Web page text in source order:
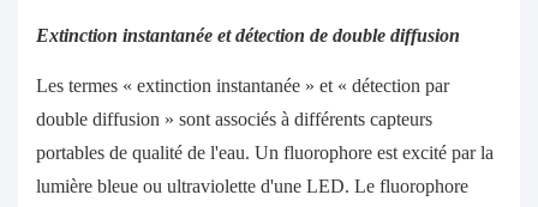
Extinction instantanée et détection de double diffusion
Les termes « extinction instantanée » et « détection par
double diffusion » sont associés à différents capteurs
portables de qualité de l'eau. Un fluorophore est excité par la
lumière bleue ou ultraviolette d'une LED. Le fluorophore